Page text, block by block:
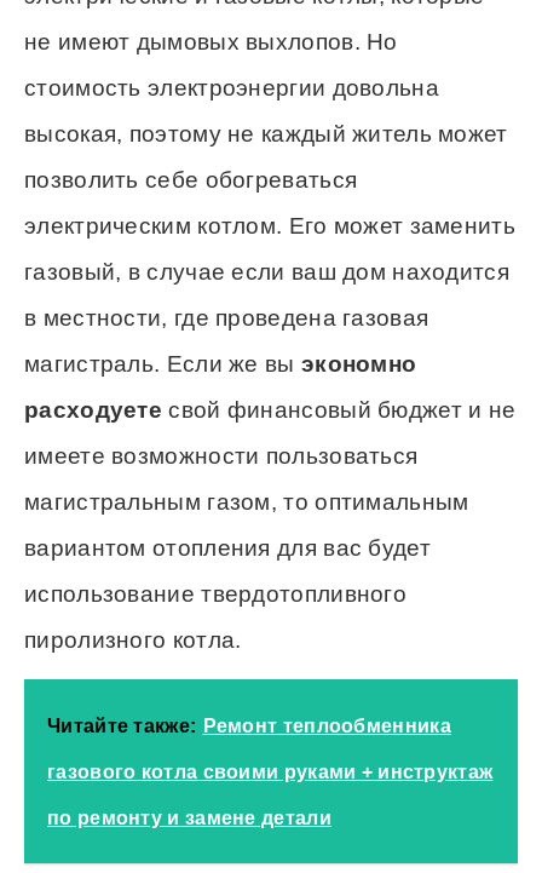
не имеют дымовых выхлопов. Но
стоимость электроэнергии довольна
высокая, поэтому не каждый житель может
позволить себе обогреваться
электрическим котлом. Его может заменить
газовый, в случае если ваш дом находится
в местности, где проведена газовая
магистраль. Если же вы экономно
расходуете свой финансовый бюджет и не
имеете возможности пользоваться
магистральным газом, то оптимальным
вариантом отопления для вас будет
использование твердотопливного
пиролизного котла.
Читайте также: Ремонт теплообменника
газового котла своими руками + инструктаж
по ремонту и замене детали